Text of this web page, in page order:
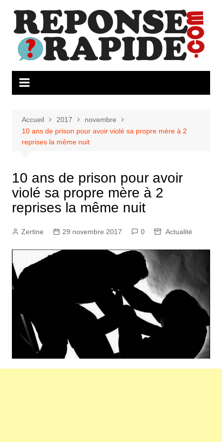
contenu
Accueil 2017
novembre
10 ans de prison pour avoir violé sa propre mère à 2
reprises la même nuit
10 ans de prison pour avoir
violé sa propre mère à 2
reprises la même nuit
Zertine 29 novembre 2017 0 Actualité